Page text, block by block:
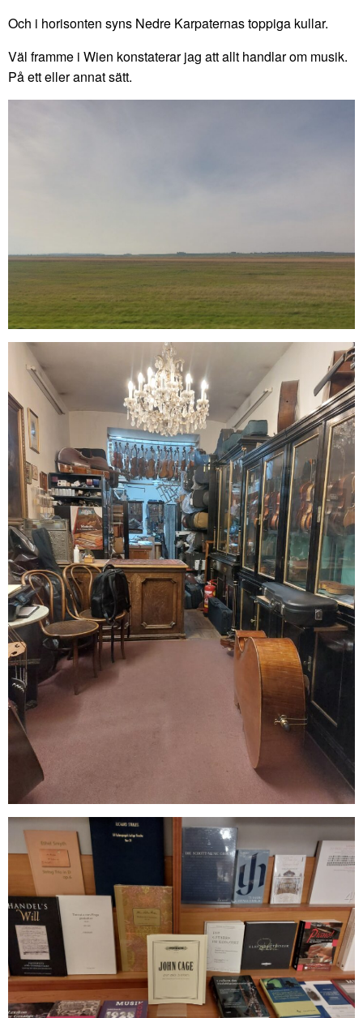
Och i horisonten syns Nedre Karpaternas toppiga kullar.
Väl framme i Wien konstaterar jag att allt handlar om musik.
På ett eller annat sätt.